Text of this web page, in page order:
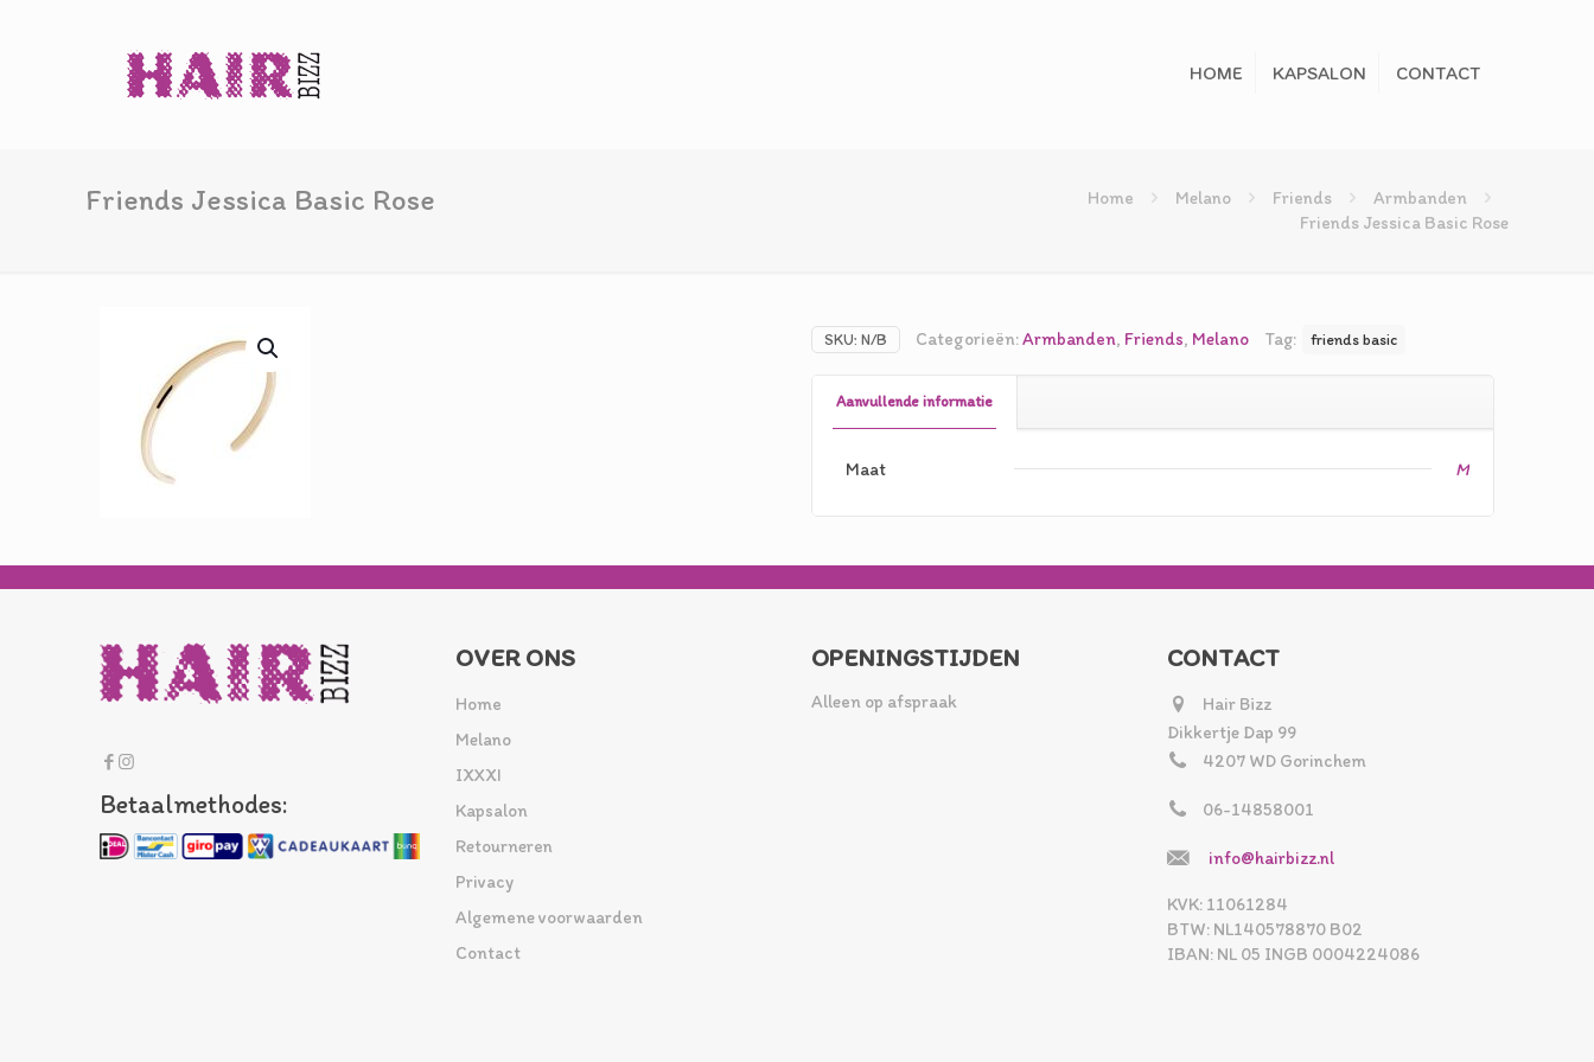
HOME KAPSALON CONTACT
Friends Jessica Basic Rose Home Melano Friends
Armbanden
Friends Jessica Basic Rose
SKU: N/B Categorieën:Armbanden, Friends, Melano Tag: friends basic
Aanvullende informatie
Maat M
Betaalmethodes:
OVER ONS
Home
Melano
IXXXI
Kapsalon
Retourneren
Privacy
Algemene voorwaarden
Contact
OPENINGSTIJDEN
Alleen op afspraak
CONTACT
Hair Bizz
Dikkertje Dap 99
4207 WD Gorinchem
06-14858001
info@hairbizz.nl
KVK: 11061284
BTW: NL140578870 B02
IBAN: NL 05 INGB 0004224086